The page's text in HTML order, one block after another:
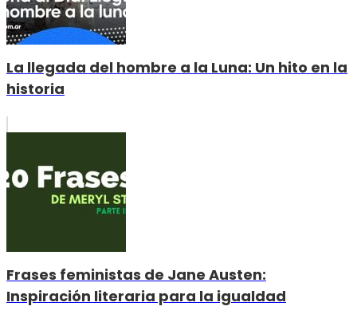
La llegada del hombre a la Luna: Un hito en la
historia
Frases feministas de Jane Austen:
Inspiración literaria para la igualdad